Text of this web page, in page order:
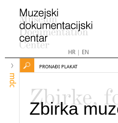
HR| EN
mdc
PRONAĐI PLAKAT
Zbirke,
Zbirka